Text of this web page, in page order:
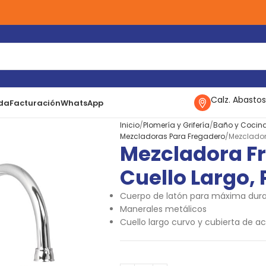
FacturaciónWhatsApp Calz.
Inicio Plomería y Grifería Baño y
Mezcladoras Para Fregadero
Mezcladora
Cuello Largo,
Cuerpo de latón para máxima
Manerales metálicos
Cuello largo curvo y cubierta de